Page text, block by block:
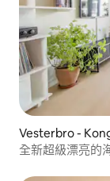
Vesterbro -
全新超級漂亮的